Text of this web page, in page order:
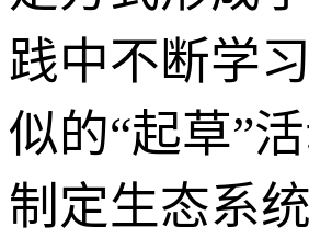
践中不断学
似的“起草”
制定生态系